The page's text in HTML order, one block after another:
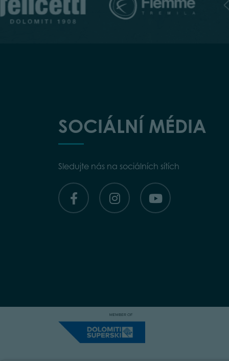
SOCIÁLNÍ MÉDIA
Sledujte nás na sociálních sítích